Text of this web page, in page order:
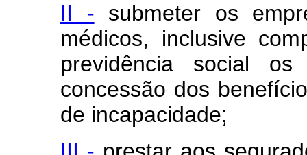
II - submeter os
médicos, inclusive
previdência social
concessão dos
de incapacidade;